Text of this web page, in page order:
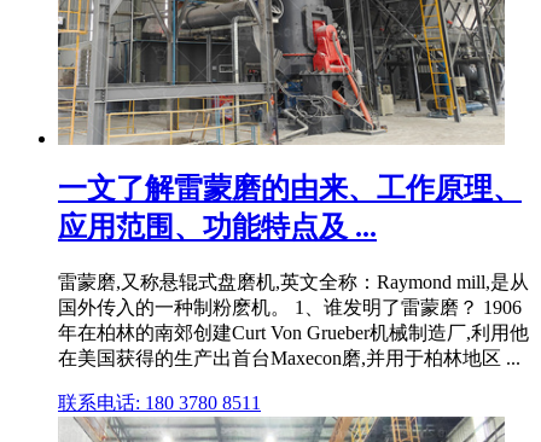
一文了解雷蒙磨的由来、工作原理、
应用范围、功能特点及 ...
雷蒙磨,又称悬辊式盘磨机,英文全称：Raymond mill,是从
国外传入的一种制粉麽机。 1、谁发明了雷蒙磨？ 1906
年在柏林的南郊创建Curt Von Grueber机械制造厂,利用他
在美国获得的生产出首台Maxecon磨,并用于柏林地区 ...
联系电话: 180 3780 8511